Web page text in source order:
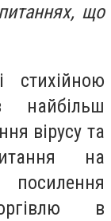
що
стихійною
вірусу та
на
в